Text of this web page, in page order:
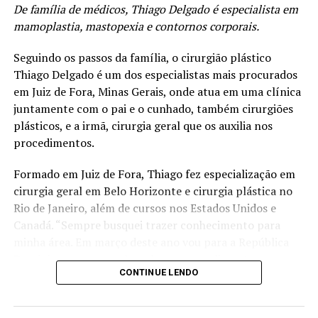
A disforia, no caso de Maya, continua mesmo depois da
transição de gênero, o que reforça a necessidade de um
acompanhamento multidisciplinar para pessoas com a
condição antes, durante e depois do processo.
“Uma abordagem multidisciplinar e baseada em
evidências é essencial para entender e tratar a disforia,
não basta apenas a assistência de um único profissional,
mas sim um tratamento mais amplo, com psicólogos,
psiquiatras, neurocientistas, etc., para auxiliar o
paciente a atingir uma identidade de gênero coerente”.
“Existem evidências científicas de que há alterações
formação de feixes nervosos e na atividade dos
neurotransmissores, o que ajuda a diminuir o
preconceito e estigma sobre quem duvida dessas
De família de médicos, Thiago Delgado é especialista em
mamoplastia, mastopexia e contornos corporais.
Seguindo os passos da família, o cirurgião plástico
Thiago Delgado é um dos especialistas mais procurados
em Juiz de Fora, Minas Gerais, onde atua em uma clínica
juntamente com o pai e o cunhado, também cirurgiões
plásticos, e a irmã, cirurgia geral que os auxilia nos
procedimentos.
Formado em Juiz de Fora, Thiago fez especialização em
cirurgia geral em Belo Horizonte e cirurgia plástica no
Rio de Janeiro, além de cursos nos Estados Unidos e
Canadá. “Sempre busquei trazer conhecimento para
Dominicana acompanhar alguns procedimentos em uma
Amante dos esportes, Thiago chegou a jogar em um
CONTINUE LENDO